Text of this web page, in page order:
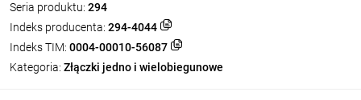
Seria produktu: 294
Indeks producenta: 294-4044
Indeks TIM: 0004-00010-56087
Kategoria: Złączki jedno i wielobiegunowe